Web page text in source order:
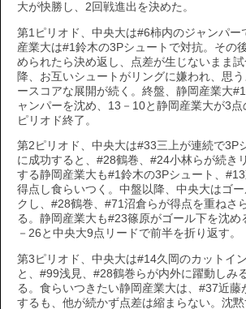
大が快勝し、2回戦進出を決めた。
第1ピリオド、中央大は#6柿内のジャンパー
産業大は#1鈴木の3Pシュートで対抗。その
められたら決め返し、点差が生じないまま
降、お互いシュートがリングに嫌われ、思
ースコアな展開が続く。終盤、静岡産業大
ャンパーを沈め、13－10と静岡産業大が3点
ピリオド終了。
第2ピリオド、中央大は#33三上が連続で3P
に成功すると、#28鶴巻、#24小林らが続き
する静岡産業大も#1鈴木の3Pシュート、
得点し食らいつく。中盤以降、中央大はゴ
クし、#28鶴巻、#71沼倉らが得点を重ねさ
る。静岡産業大も#23篠原がゴール下を沈め
－26と中央大9点リードで前半を折り返す。
第3ピリオド、中央大は#14久岡のカットイ
と、#99浅見、#28鶴巻らが内外に躍動しみ
る。食らいつきたい静岡産業大は、#37近藤
するも、他が続かず点差は縮まらない。沈